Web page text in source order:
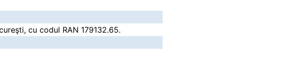
cu codul RAN 179132.65.